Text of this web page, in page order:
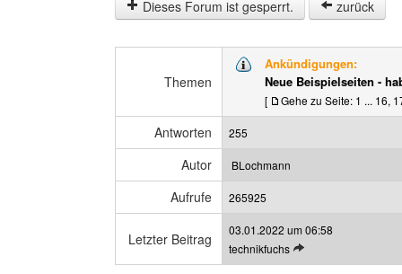
Dieses Forum ist gesperrt. zurück
Themen
Ankündigungen:
Neue Beispielseiten -
[ Gehe zu Seite: 1 ... 16,
Antworten 255
Autor BLochmann
Aufrufe 265925
Letzter Beitrag
03.01.2022 um 06:58
technikfuchs L
e